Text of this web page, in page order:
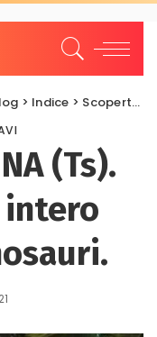
> Indice > Scoperte e scavi
(Ts).
intero